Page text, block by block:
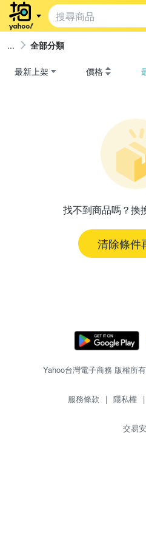
全部分類
最新上架 價格
找不到商品嗎？換
清除條件
Yahoo台灣電子商務 版權所
服務條款 | 隱私權 |
交易